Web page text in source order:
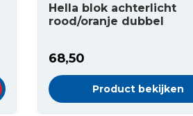
Hella blok achterlicht
rood/oranje dubbel
68,50
Product bekijken